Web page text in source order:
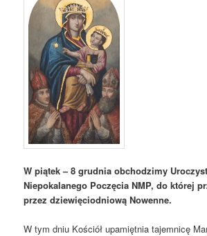
W piątek – 8 grudnia obchodzimy
Niepokalanego Poczęcia NMP, do której
przez dziewięciodniową Nowenne.
W tym dniu Kościół upamiętnia tajemnicę